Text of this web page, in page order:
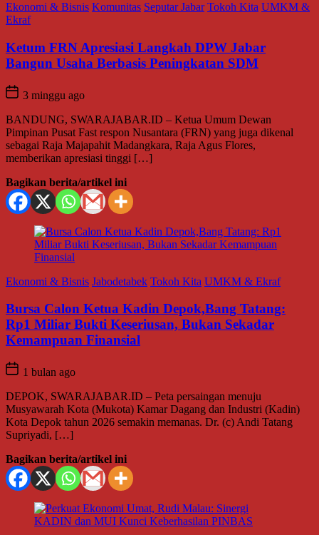
Ekonomi & Bisnis Komunitas Seputar Jabar Tokoh Kita UMKM &
Ekraf
Ketum FRN Apresiasi Langkah DPW Jabar
Bangun Usaha Berbasis Peningkatan SDM
3 minggu ago
BANDUNG, SWARAJABAR.ID – Ketua Umum Dewan
Pimpinan Pusat Fast respon Nusantara (FRN) yang juga dikenal
sebagai Raja Majapahit Madangkara, Raja Agus Flores,
memberikan apresiasi tinggi […]
Bagikan berita/artikel ini
Ekonomi & Bisnis Jabodetabek Tokoh Kita UMKM & Ekraf
Bursa Calon Ketua Kadin Depok,Bang Tatang:
Rp1 Miliar Bukti Keseriusan, Bukan Sekadar
Kemampuan Finansial
1 bulan ago
DEPOK, SWARAJABAR.ID – Peta persaingan menuju
Musyawarah Kota (Mukota) Kamar Dagang dan Industri (Kadin)
Kota Depok tahun 2026 semakin memanas. Dr. (c) Andi Tatang
Supriyadi, […]
Bagikan berita/artikel ini